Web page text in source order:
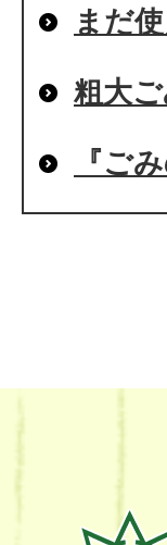
まだ
粗大
『ご
熊